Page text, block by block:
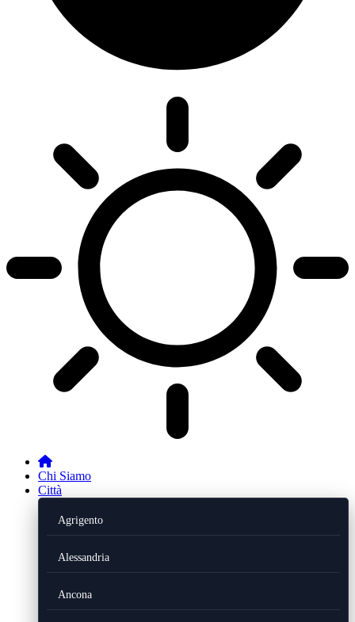
Chi Siamo
Città
Agrigento
Alessandria
Ancona